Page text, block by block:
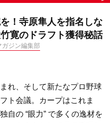
！寺原隼人を指名しな
寛のドラフト獲得秘話
ジン編集部
れ、そして新たなプロ野球
ト会議。カープはこれま
自の “眼力” で多くの逸材を